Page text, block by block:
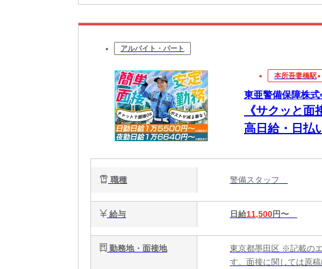
アルバイト・パート
本所吾妻橋駅
東亜警備保障株
《サクッと
高日給・日払
職種 警備スタッフ
給与 日給11,500円〜
勤務地・面接地
東京都墨田区 ※記載の
す。面接に関しては原稿